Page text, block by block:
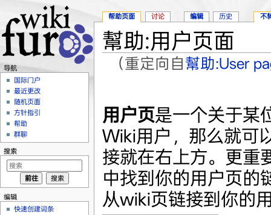
幫助:用户页面
（重定向自幫助:User
用户页是一个关于某
Wiki用户，那么就可
接就在右上方。更重
中找到你的用户页的
从wiki页链接到你的
帮助页面 讨论 编辑 历史 不
导航
国际门户
最近更改
随机页面
方针指引
帮助
群聊
搜索
编辑
快速创建词条